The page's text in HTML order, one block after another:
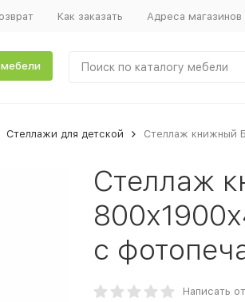
Как заказать Адреса магазинов
мебели
Стеллажи для детской Стеллаж книжный
Стеллаж
с
Написать